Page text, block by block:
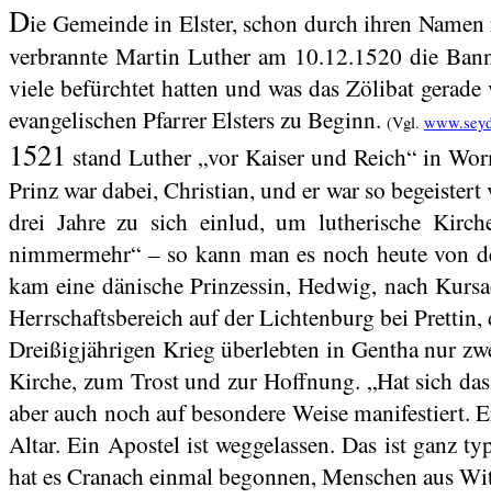
Die Gemeinde in Elster, schon durch ihren
verbrannte Martin Luther am 10.12.1520 die
viele befürchtet hatten und was das Zölibat
evangelischen PfarrerElsterszu Beginn. (Vgl.
1521 stand Luther „vor Kaiser und Reich“ in
Prinz war dabei, Christian, und er war so
drei Jahre zu sich einlud, um lutherische
nimmermehr“ – so kann man es noch heute von
kam eine dänische Prinzessin, Hedwig, nach
Herrschaftsbereich auf der Lichtenburg bei
Dreißigjährigen Krieg überlebten in Genthanur
Kirche, zum Trost und zur Hoffnung. „Hat sich
aber auch noch auf besondere Weise
Altar. Ein Apostel ist weggelassen. Das ist ganz
hat es Cranach einmal begonnen, Menschen aus